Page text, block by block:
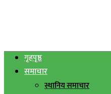
गृहपृष्ठ
समाचार
स्थानिय समाचार